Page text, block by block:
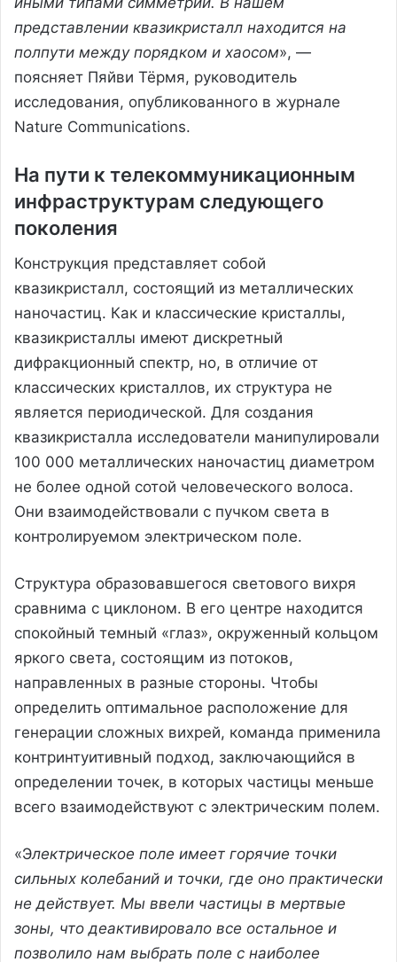
представлении квазикристалл находится на
полпути между порядком и хаосом», —
поясняет Пяйви Тёрмя, руководитель
исследования, опубликованного в журнале
Nature Communications.
На пути к телекоммуникационным
инфраструктурам следующего
поколения
Конструкция представляет собой
квазикристалл, состоящий из металлических
наночастиц. Как и классические кристаллы,
квазикристаллы имеют дискретный
дифракционный спектр, но, в отличие от
классических кристаллов, их структура не
является периодической. Для создания
квазикристалла исследователи манипулировали
100 000 металлических наночастиц диаметром
не более одной сотой человеческого волоса.
Они взаимодействовали с пучком света в
контролируемом электрическом поле.
Структура образовавшегося светового вихря
сравнима с циклоном. В его центре находится
спокойный темный «глаз», окруженный кольцом
яркого света, состоящим из потоков,
направленных в разные стороны. Чтобы
определить оптимальное расположение для
генерации сложных вихрей, команда применила
контринтуитивный подход, заключающийся в
определении точек, в которых частицы меньше
всего взаимодействуют с электрическим полем.
«Электрическое поле имеет горячие точки
сильных колебаний и точки, где оно практически
не действует. Мы ввели частицы в мертвые
зоны, что деактивировало все остальное и
позволило нам выбрать поле с наиболее